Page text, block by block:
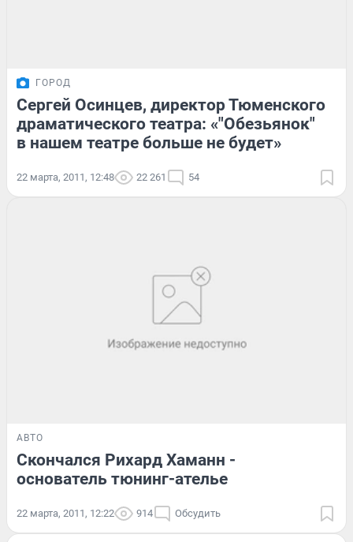
ГОРОД
Сергей Осинцев, директор Тюменского
драматического театра: «"Обезьянок"
в нашем театре больше не будет»
22 марта, 2011, 12:48 22 261 54
АВТО
Скончался Рихард Хаманн -
основатель тюнинг-ателье
22 марта, 2011, 12:22 914 Обсудить